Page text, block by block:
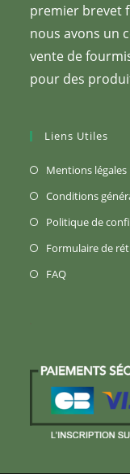
premier brevet
nous avons un
vente de
pour des
Liens Utiles
Mentions légales
Conditions
Politique de
Formulaire de
FAQS’ouvre